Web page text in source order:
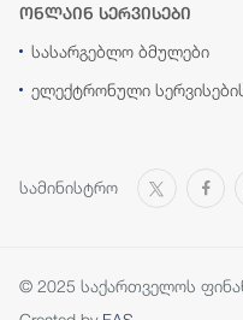
ონლაინ სერვისები
სასარგებლო ბმულები
ელექტრონული
სამინისტრო
© 2025 საქართველოს